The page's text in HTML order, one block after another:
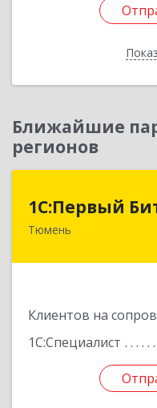
Ближайшие
регионов
1С:Первый
Тюмень
Клиентов на
1С:Специалист
625000,